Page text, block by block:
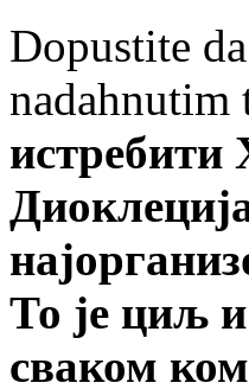
Dopustite
nadahnutim
То је циљ
сваком